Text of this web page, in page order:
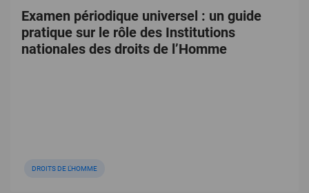
Examen périodique universel : un guide
pratique sur le rôle des Institutions
nationales des droits de l’Homme
DROITS DE L'HOMME